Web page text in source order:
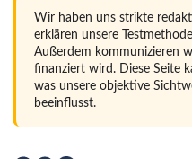
Wir haben uns strikte
erklären unsere
Außerdem kommunizieren
finanziert wird. Diese Seite
was unsere objektive
beeinflusst.